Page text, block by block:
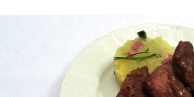
Články